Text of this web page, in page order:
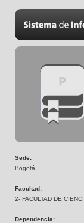
Sede:
Bogotá
Facultad:
2- FACULTAD DE
Dependencia: